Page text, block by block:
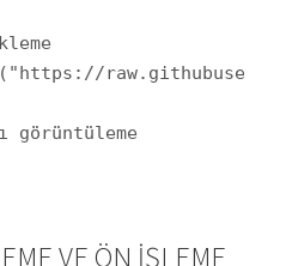
VE ÖN İŞLEME